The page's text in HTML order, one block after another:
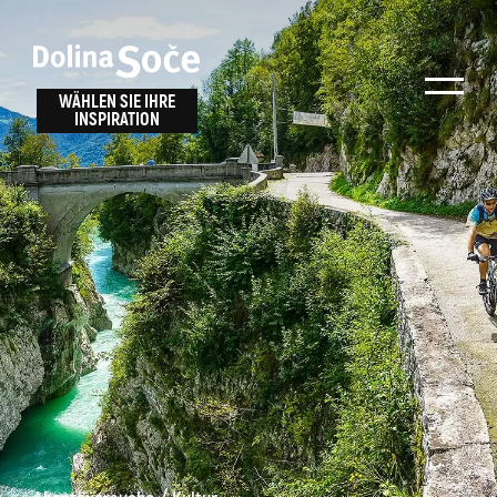
WÄHLEN SIE IHRE
INSPIRATION
Inspiration
finden
Finden Sie Aktivitäten, Attraktionen und
Unterhaltungsmöglichkeiten im Soča-Tal
oder wählen Sie aus unseren Reisetipps.
Suche...
Wählen Sie ein
Erlebnis
TOLMINER KLAMMEN JAVORCA
RIVER PASS JULIANA TRAIL
ALPE ADRIA TRAIL